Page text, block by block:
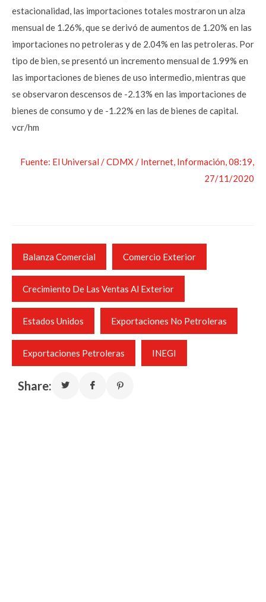
estacionalidad, las importaciones totales mostraron un alza
mensual de 1.26%, que se derivó de aumentos de 1.20% en las
importaciones no petroleras y de 2.04% en las petroleras. Por
tipo de bien, se presentó un incremento mensual de 1.99% en
las importaciones de bienes de uso intermedio, mientras que
se observaron descensos de -2.13% en las importaciones de
bienes de consumo y de -1.22% en las de bienes de capital.
vcr/hm
Fuente: El Universal / CDMX / Internet, Información, 08:19,
27/11/2020
Balanza Comercial Comercio Exterior
Crecimiento De Las Ventas Al Exterior
Estados Unidos Exportaciones No Petroleras
Exportaciones Petroleras INEGI
Share: